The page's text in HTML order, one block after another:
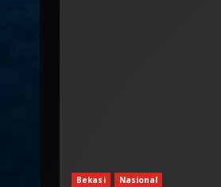
Bekasi Nasional